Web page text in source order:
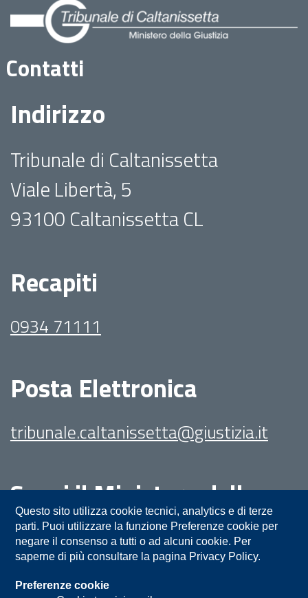
Contatti
Indirizzo
Tribunale di Caltanissetta
Viale Libertà, 5
93100 Caltanissetta CL
Recapiti
0934 71111
Posta Elettronica
tribunale.caltanissetta@giustizia.it
Segui il Ministero della
Giustizia su:
Questo sito utilizza cookie tecnici, analytics e di terze
parti. Puoi utilizzare la funzione Preferenze cookie per
negare il consenso a tutti o ad alcuni cookie. Per
saperne di più consultare la pagina Privacy Policy.
Preferenze cookie